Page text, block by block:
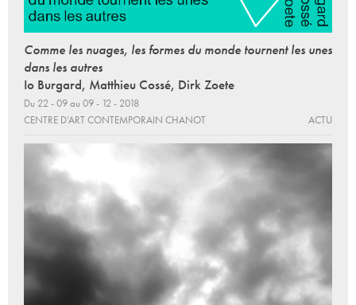
Comme les nuages, les formes du monde tournent les unes
dans les autres
Io Burgard, Matthieu Cossé, Dirk Zoete
Du 22 - 09 au 09 - 12 - 2018
CENTRE D’ART CONTEMPORAIN CHANOT
ACTU